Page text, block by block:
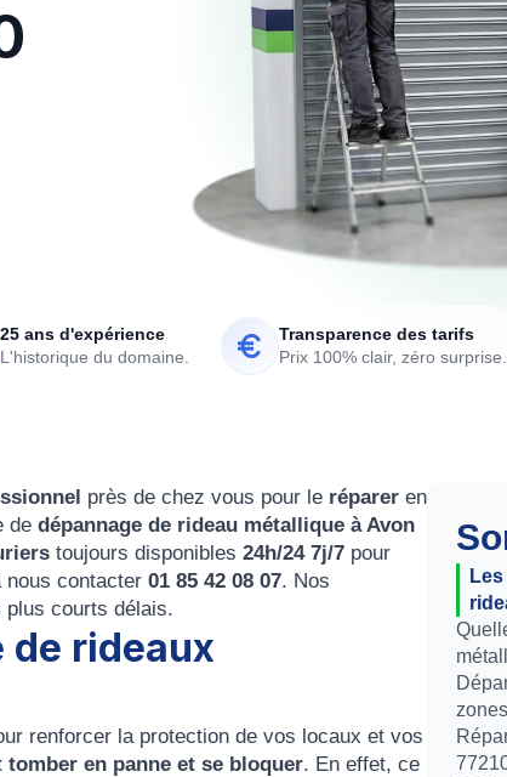
25 ans d'expérience
L'historique du domaine.
Transparence des tarifs
Prix 100% clair, zéro surprise.
près de chez vous pour le réparer en
de dépannage de rideau métallique à Avon
toujours disponibles 24h/24 7j/7 pour
nous contacter 01 85 42 08 07. Nos
plus courts délais.
de rideaux
renforcer la protection de vos locaux et vos
tomber en panne et se bloquer. En effet, ce